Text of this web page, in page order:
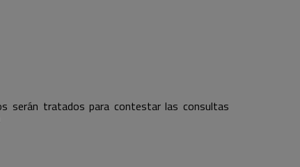
serán tratados para contestar las consultas